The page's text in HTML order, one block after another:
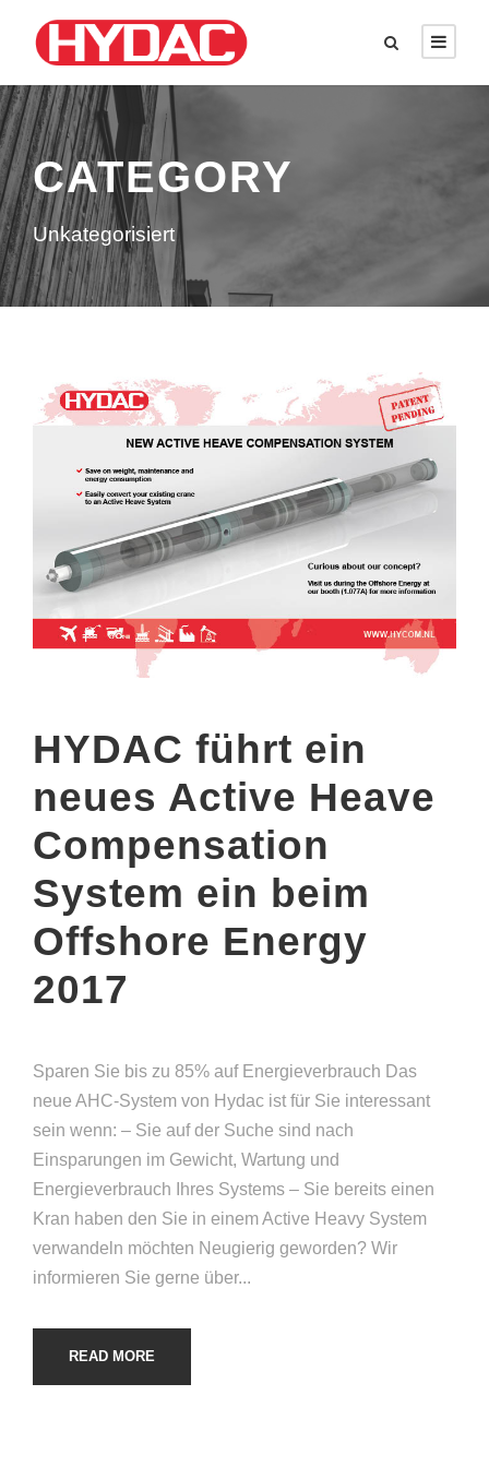
CATEGORY
Unkategorisiert
HYDAC führt ein
neues Active Heave
Compensation
System ein beim
Offshore Energy
2017
Sparen Sie bis zu 85% auf Energieverbrauch Das
neue AHC-System von Hydac ist für Sie interessant
sein wenn: – Sie auf der Suche sind nach
Einsparungen im Gewicht, Wartung und
Energieverbrauch Ihres Systems – Sie bereits einen
Kran haben den Sie in einem Active Heavy System
verwandeln möchten Neugierig geworden? Wir
informieren Sie gerne über...
READ MORE